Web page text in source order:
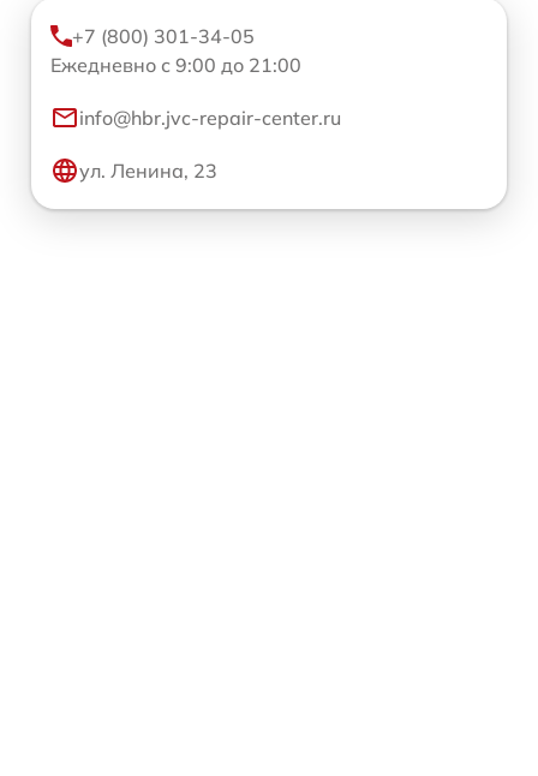
+7 (800) 301-34-05
Ежедневно с 9:00 до 21:00
info@hbr.jvc-repair-center.ru
ул. Ленина, 23